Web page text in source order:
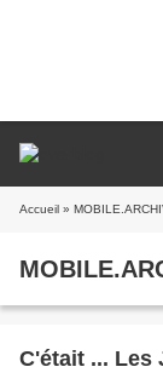
Accueil »
C'était ... Les